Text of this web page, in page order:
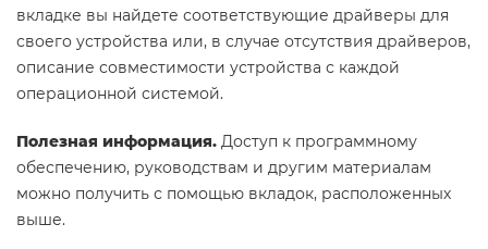
вкладке вы найдете соответствующие драйверы для
своего устройства или, в случае отсутствия драйверов,
описание совместимости устройства с каждой
операционной системой.
Полезная информация. Доступ к программному
обеспечению, руководствам и другим материалам
можно получить с помощью вкладок, расположенных
выше.